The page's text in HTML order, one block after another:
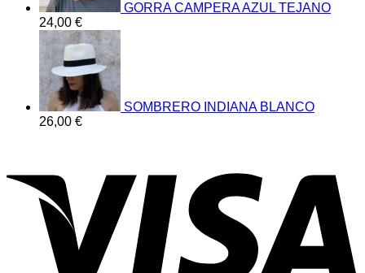
GORRA CAMPERA AZUL TEJANO
24,00 €
SOMBRERO INDIANA BLANCO
26,00 €